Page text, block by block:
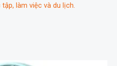
làm việc và du lịch.